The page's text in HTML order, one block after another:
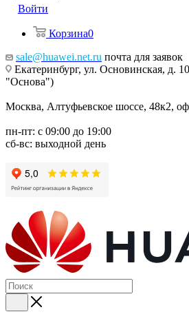
Войти
Корзина0
sale@huawei.net.ru почта для заявок
Екатеринбург, ул. Основинская, д.
"Основа")
Москва, Алтуфьевское шоссе, 48к2,
пн-пт: с 09:00 до 19:00
сб-вс: выходной день